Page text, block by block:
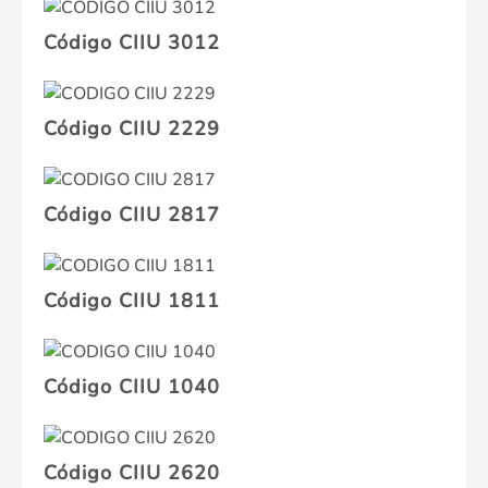
Código CIIU 3012
Código CIIU 2229
Código CIIU 2817
Código CIIU 1811
Código CIIU 1040
Código CIIU 2620